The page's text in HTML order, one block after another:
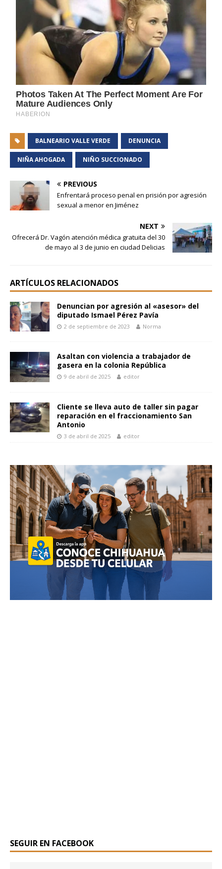
BALNEARIO VALLE VERDE DENUNCIA
NIÑA AHOGADA NIÑO SUCCIONADO
PREVIOUS
Enfrentará proceso penal en prisión por agresión
sexual a menor en Jiménez
NEXT
Ofrecerá Dr. Vagón atención médica gratuita del 30
de mayo al 3 de junio en ciudad Delicias
ARTÍCULOS RELACIONADOS
Denuncian por agresión al «asesor» del
diputado Ismael Pérez Pavía
2 de septiembre de 2023 Norma
Asaltan con violencia a trabajador de
gasera en la colonia República
9 de abril de 2025 editor
Cliente se lleva auto de taller sin pagar
reparación en el fraccionamiento San
Antonio
3 de abril de 2025 editor
SEGUIR EN FACEBOOK